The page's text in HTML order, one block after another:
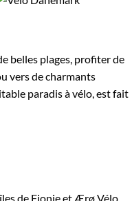
belles plages, profiter de
vers de charmants
paradis à vélo, est fait
de Fionie et ÆrøVélo